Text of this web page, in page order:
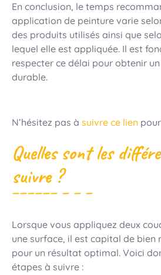
En conclusion, le temps
application de peinture varie
des produits utilisés ainsi que
lequel elle est appliquée. Il est
respecter ce délai pour obtenir
durable.
N’hésitez pas à suivre ce lien
Quelles sont les
suivre ?
Lorsque vous appliquez deux
une surface, il est capital de bien
pour un résultat optimal. Voici
étapes à suivre :